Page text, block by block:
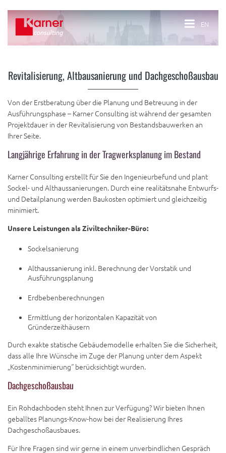
EN
Revitalisierung, Altbausanierung und Dachgeschoßausbau
Von der Erstberatung über die Planung und Betreuung in der
Ausführungsphase – Karner Consulting ist während der gesamten
Projektdauer in der Revitalisierung von Bestandsbauwerken an
Ihrer Seite.
Langjährige Erfahrung in der Tragwerksplanung im Bestand
Karner Consulting erstellt für Sie den Ingenieurbefund und plant
Sockel- und Althaussanierungen. Durch eine realitätsnahe Entwurfs-
und Detailplanung werden Baukosten optimiert und gleichzeitig
minimiert.
Unsere Leistungen als Ziviltechniker-Büro:
Sockelsanierung
Althaussanierung inkl. Berechnung der Vorstatik und
Ausführungsplanung
Erdbebenberechnungen
Ermittlung der horizontalen Kapazität von
Gründerzeithäusern
Durch exakte statische Gebäudemodelle erhalten Sie die Sicherheit,
dass alle Ihre Wünsche im Zuge der Planung unter dem Aspekt
„Kostenminimierung“ berücksichtigt wurden.
Dachgeschoßausbau
Ein Rohdachboden steht Ihnen zur Verfügung? Wir bieten Ihnen
geballtes Planungs-Know-how bei der Realisierung Ihres
Dachgeschoßausbaues.
Für Ihre Fragen sind wir gerne in einem unverbindlichen Gespräch